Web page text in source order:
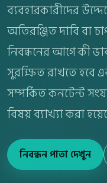
ব্যবহারকারীদের
অতিরঞ্জিত দাবি বা
নিবন্ধনের আগে কী
সুরক্ষিত রাখতে হবে
সম্পর্কিত কনটেন্ট
বিষয় ব্যাখ্যা করা
নিবন্ধন পাতা দেখুন